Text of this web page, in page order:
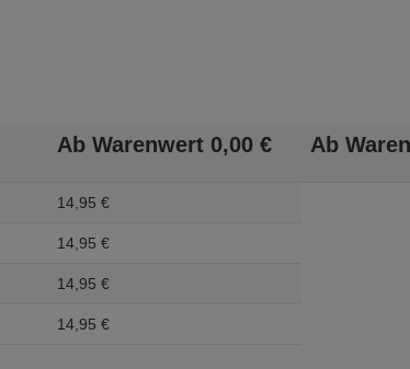
Ab Warenwert 0,00 € Ab
14, 95 €
14, 95 €
14, 95 €
14, 95 €